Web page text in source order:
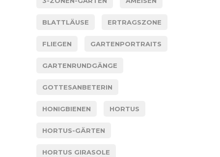
BLATTLÄUSE ERTRAGSZONE
FLIEGEN GARTENPORTRAITS
GARTENRUNDGÄNGE
GOTTESANBETERIN
HONIGBIENEN HORTUS
HORTUS-GÄRTEN
HORTUS GIRASOLE